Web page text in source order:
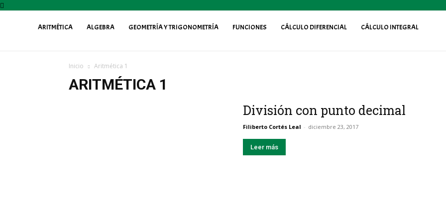
ARITMÉTICA ALGEBRA GEOMETRÍA Y TRIGONOMETRÍA FUNCIONES CÁLCULO DIFERENCIAL CÁLCULO INTEGRAL
Inicio Aritmética 1
ARITMÉTICA 1
División con punto decimal
Filiberto Cortés Leal - diciembre 23, 2017
Leer más